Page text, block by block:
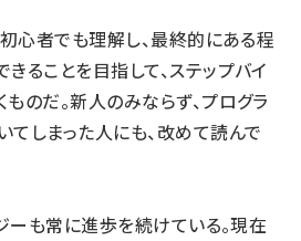
心者でも理解し、最終的にある程
ることを目指して、ステップバイ
のだ。新人のみならず、プログラ
てしまった人にも、改めて読んで
ーも常に進歩を続けている。現在